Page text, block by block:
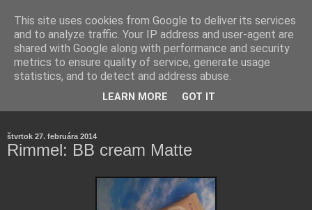
rozoberá témy o zdraví, živote a všetko možné.
štvrtok 27. februára 2014
Rimmel: BB cream Matte
This site uses cookies from Google to deliver its services
and to analyze traffic. Your IP address and user-agent are
shared with Google along with performance and security
metrics to ensure quality of service, generate usage
statistics, and to detect and address abuse.
LEARN MORE GOT IT